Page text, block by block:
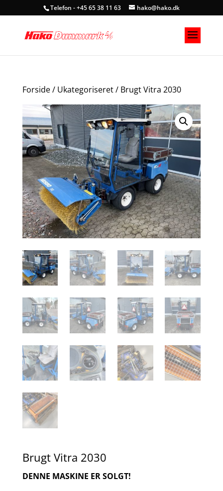
Telefon - +45 65 38 11 63 hako@hako.dk
Forside/ Ukategoriseret/ Brugt Vitra 2030
Brugt Vitra 2030
DENNE MASKINE ER SOLGT!